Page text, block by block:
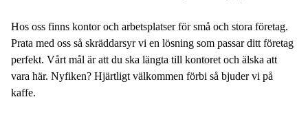
Hos oss finns kontor och arbetsplatser för små och stora företag.
Prata med oss så skräddarsyr vi en lösning som passar ditt företag
perfekt. Vårt mål är att du ska längta till kontoret och älska att
vara här. Nyfiken? Hjärtligt välkommen förbi så bjuder vi på
kaffe.